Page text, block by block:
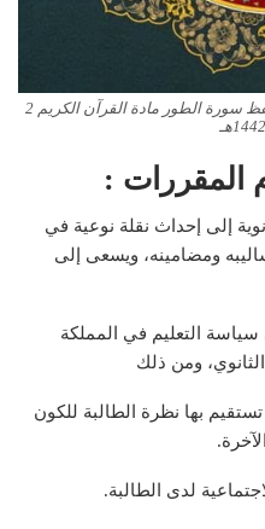
تحضير المستقبل درس تلاوة تصحيح وحفظ سورة الطور مادة القرآن الكريم 2
المقررات :
إلى إحداث نقلة نوعية في
ومضامينه، ويسعى إلى
التعليم في المملكة
الثانوي، ومن ذلك
تستقيم بها نظرة الطالبة للكون
لدى الطالبة.